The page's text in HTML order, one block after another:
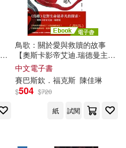
鳥歌：關於愛與救贖的故事
【奧斯卡影帝艾迪.瑞德曼主演
熱門同名影集改編原著，暢銷
作家賽巴斯欽.福克斯經典代表
作】 (電子書)
中文電子書
賽巴斯欽．福克斯 陳佳琳
$504 $720
紙
試閱